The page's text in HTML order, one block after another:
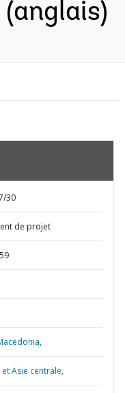
30
de projet
Asie centrale,